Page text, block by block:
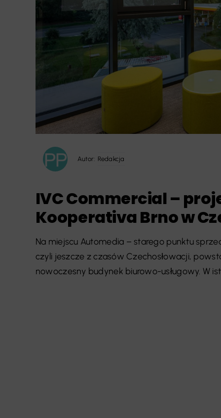
Autor: Redakcja
IVC Commercial –
Kooperativa Brno w
Na miejscu Automedia – starego punktu
czyli jeszcze z czasów Czechosłowacji,
nowoczesny budynek biurowo-usługowy. W